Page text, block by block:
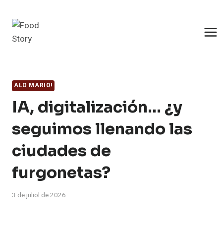
contingut
ALO MARIO!
IA, digitalización… ¿y
seguimos llenando las
ciudades de
furgonetas?
3 de juliol de 2026